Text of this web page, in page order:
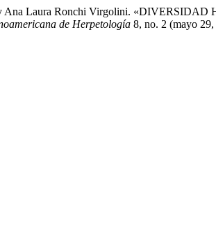
y Ana Laura Ronchi Virgolini.
de Herpetología 8, no. 2 (mayo